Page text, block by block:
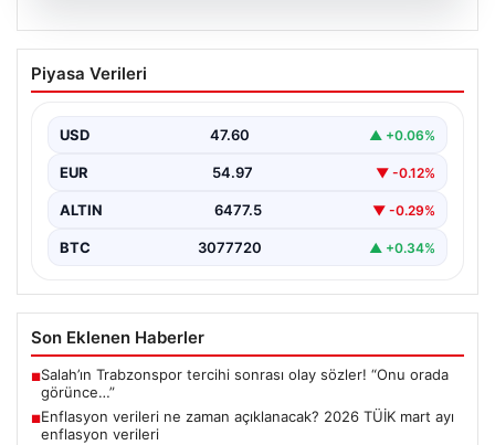
05.08.2026
Enflasyon verileri ne zaman
açıklanacak? 2026 TÜİK mart ayı
Piyasa Verileri
USD 47.60 ▲ +0.06%
EUR 54.97 ▼ -0.12%
ALTIN 6477.5 ▼ -0.29%
BTC 3077720 ▲ +0.34%
Son Eklenen Haberler
■Salah’ın Trabzonspor tercihi sonrası olay sözler! “Onu orada
görünce…”
■Enflasyon verileri ne zaman açıklanacak? 2026 TÜİK mart ayı
enflasyon verileri